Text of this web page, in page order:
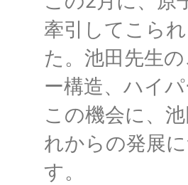
牽引してこら
た。池田先生
ー構造、ハイ
この機会に、
れからの発展
す。